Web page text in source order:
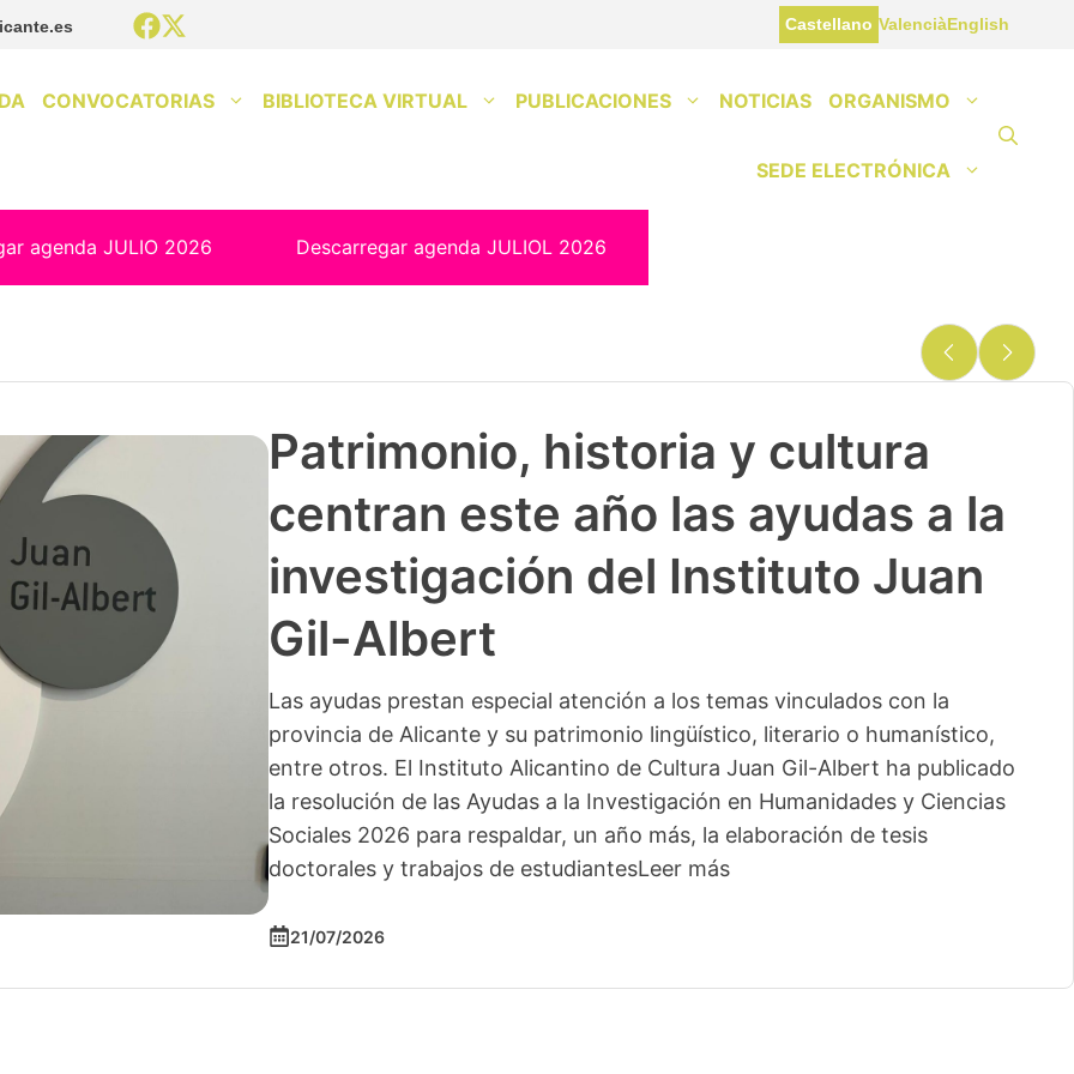
Castellano ValenciàEnglish
CONVOCATORIAS BIBLIOTECA VIRTUAL PUBLICACIONES NOTICIAS ORGANISMO
SEDE ELECTRÓNICA
agenda JULIO 2026 Descarregar agenda JULIOL 2026
Patrimonio, historia y cultura
centran este año las ayudas a la
investigación del Instituto Juan
Gil-Albert
Las ayudas prestan especial atención a los temas vinculados con la
provincia de Alicante y su patrimonio lingüístico, literario o humanístico,
entre otros. El Instituto Alicantino de Cultura Juan Gil-Albert ha publicado
la resolución de las Ayudas a la Investigación en Humanidades y Ciencias
Sociales 2026 para respaldar, un año más, la elaboración de tesis
doctorales y trabajos de estudiantesLeer más
21/07/2026